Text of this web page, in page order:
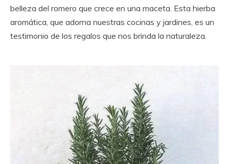
belleza del romero que crece en una maceta. Esta hierba
aromática, que adorna nuestras cocinas y jardines, es un
testimonio de los regalos que nos brinda la naturaleza.